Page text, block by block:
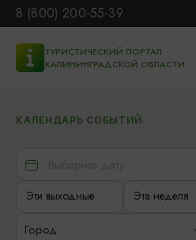
8 (800) 200-55-39
ТУРИСТИЧЕСКИЙ ПОРТАЛ
КАЛИНИНГРАДСКОЙ ОБЛАСТИ
КАЛЕНДАРЬ СОБЫТИЙ
Эти выходные Эта неделя
Город